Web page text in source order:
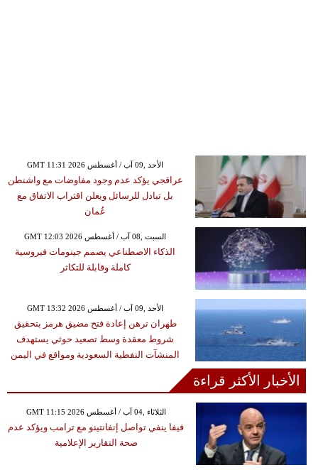
GMT 11:31 2026 الأحد ,09 آب / أغسطس
عراقجي يؤكد عدم وجود مفاوضات مع واشنطن
بل تبادل للرسائل ويعلن اقتراب الاتفاق مع
عُمان
GMT 12:03 2026 السبت ,08 آب / أغسطس
الذكاء الاصطناعي يصمم جينومات فيروسية
كاملة وقابلة للتكاثر
GMT 13:32 2026 الأحد ,09 آب / أغسطس
طهران ترهن إعادة فتح مضيق هرمز بتحقيق
شروط معقدة وسط تصعيد حوثي يستهدف
المنشآت النفطية السعودية ومواقع في اليمن
الأخبار الأكثر قراءة
GMT 11:15 2026 الثلاثاء ,04 آب / أغسطس
فيفا ينفي تواصل إنفانتينو مع ترامب ويؤكد عدم
صحة التقارير الإعلامية